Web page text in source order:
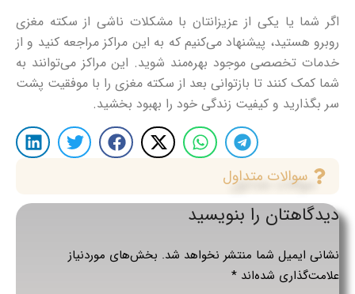
اگر شما یا یکی از عزیزانتان با مشکلات ناشی از سکته مغزی
روبرو هستید، پیشنهاد می‌کنیم که به این مراکز مراجعه کنید و از
خدمات تخصصی موجود بهره‌مند شوید. این مراکز می‌توانند به
شما کمک کنند تا بازتوانی بعد از سکته مغزی را با موفقیت پشت
سر بگذارید و کیفیت زندگی خود را بهبود بخشید.
سوالات متداول
دیدگاهتان را بنویسید
نشانی ایمیل شما منتشر نخواهد شد. بخش‌های موردنیاز
علامت‌گذاری شده‌اند *